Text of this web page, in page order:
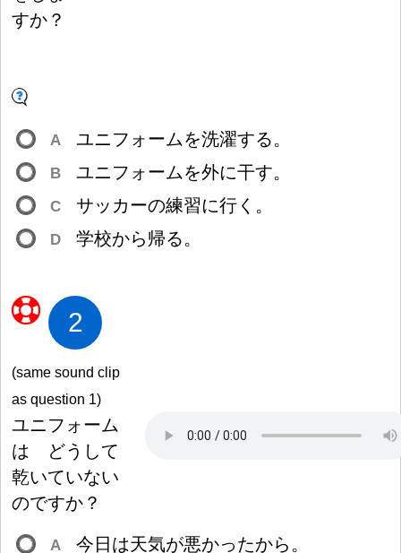
すか ？
A ユニフォームを洗濯する。
B ユニフォームを外に干す。
C サッカーの練習に行 く。
D 学校から帰る。
2
(same sound clip
as question 1)
ユニフォーム
は どうして
乾いていない
のですか ？
A 今 日 は天気が悪かったから。